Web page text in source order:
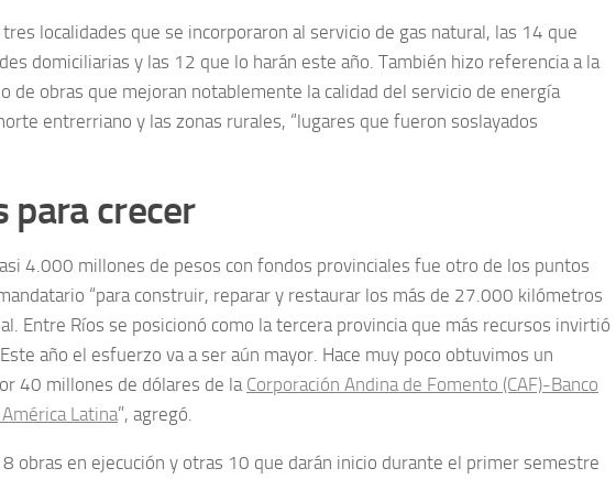
localidades que se incorporaron al servicio de gas natural, las 14 que
domiciliarias y las 12 que lo harán este año. También hizo referencia a la
de obras que mejoran notablemente la calidad del servicio de energía
entrerriano y las zonas rurales, “lugares que fueron soslayados
para crecer
4.000 millones de pesos con fondos provinciales fue otro de los puntos
“para construir, reparar y restaurar los más de 27.000 kilómetros
Entre Ríos se posicionó como la tercera provincia que más recursos invirtió
año el esfuerzo va a ser aún mayor. Hace muy poco obtuvimos un
40 millones de dólares de la Corporación Andina de Fomento (CAF)-Banco
Latina”, agregó.
obras en ejecución y otras 10 que darán inicio durante el primer semestre